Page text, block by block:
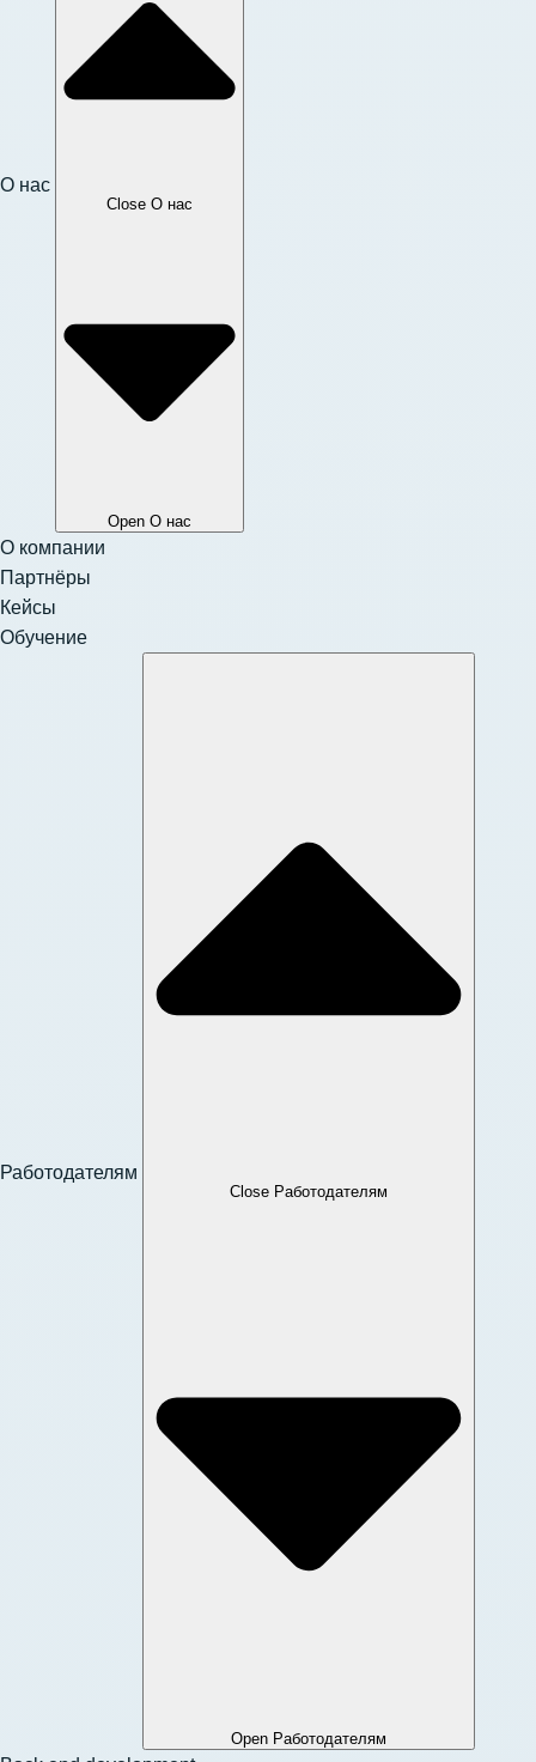
О нас
Close О нас
Open О нас
О компании
Партнёры
Кейсы
Обучение
Работодателям
Close Работодателям
Open Работодателям